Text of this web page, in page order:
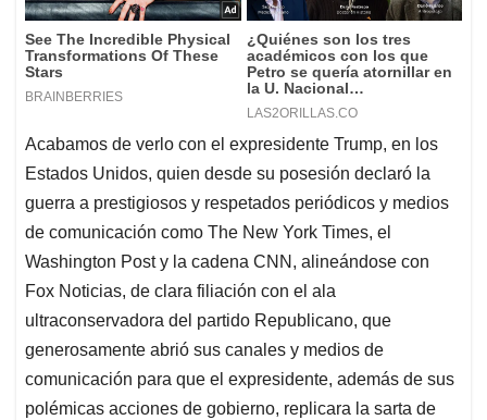
Acabamos de verlo con el expresidente Trump, en los
Estados Unidos, quien desde su posesión declaró la
guerra a prestigiosos y respetados periódicos y medios
de comunicación como The New York Times, el
Washington Post y la cadena CNN, alineándose con
Fox Noticias, de clara filiación con el ala
ultraconservadora del partido Republicano, que
generosamente abrió sus canales y medios de
comunicación para que el expresidente, además de sus
polémicas acciones de gobierno, replicara la sarta de